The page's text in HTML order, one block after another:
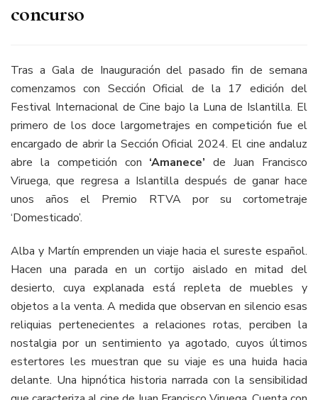
concurso
Tras a Gala de Inauguración del pasado fin de semana
comenzamos con Sección Oficial de la 17 edición del
Festival Internacional de Cine bajo la Luna de Islantilla. El
primero de los doce largometrajes en competición fue el
encargado de abrir la Sección Oficial 2024. El cine andaluz
abre la competición con ‘Amanece’de Juan Francisco
Viruega, que regresa a Islantilla después de ganar hace
unos años el Premio RTVA por su cortometraje
‘Domesticado’.
Alba y Martín emprenden un viaje hacia el sureste español.
Hacen una parada en un cortijo aislado en mitad del
desierto, cuya explanada está repleta de muebles y
objetos a la venta. A medida que observan en silencio esas
reliquias pertenecientes a relaciones rotas, perciben la
nostalgia por un sentimiento ya agotado, cuyos últimos
estertores les muestran que su viaje es una huida hacia
delante. Una hipnótica historia narrada con la sensibilidad